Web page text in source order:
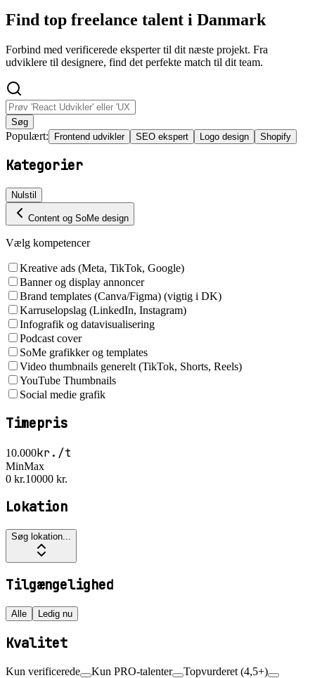
Find top freelance talent i Danmark
Forbind med verificerede eksperter til dit næste projekt. Fra
udviklere til designere, find det perfekte match til dit team.
Søg
Populært: Frontend udvikler SEO ekspert Logo design Shopify
Kategorier
Nulstil
Content og SoMe design
Vælg kompetencer
Kreative ads (Meta, TikTok, Google)
Banner og display annoncer
Brand templates (Canva/Figma) (vigtig i DK)
Karruselopslag (LinkedIn, Instagram)
Infografik og datavisualisering
Podcast cover
SoMe grafikker og templates
Video thumbnails generelt (TikTok, Shorts, Reels)
YouTube Thumbnails
Social medie grafik
Timepris
10.000kr./t
MinMax
0 kr.10000 kr.
Lokation
Søg lokation...
Tilgængelighed
Alle Ledig nu
Kvalitet
Kun verificerede Kun PRO-talenter Topvurderet (4,5+)